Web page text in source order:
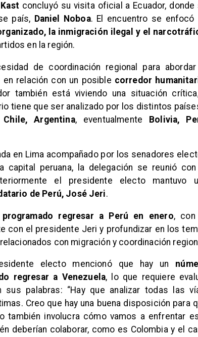
concluyó su visita oficial a Ecuador, donde
país, Daniel Noboa. El encuentro se enfocó
la inmigración ilegal y el
en la región.
de coordinación regional para
relación con un posible corredor
también está viviendo una situación
tiene que ser analizado por los distintos
Chile, Argentina, eventualmente Bolivia,
en Lima acompañado por los senadores
capital peruana, la delegación se reunió con
el presidente electo mantuvo
de Perú, José Jeri.
regresar a Perú en enero, con
con el presidente Jeri y profundizar en los
con migración y coordinación
electo mencionó que hay un
regresar a Venezuela, lo que requiere
sus palabras: “Hay que analizar todas las
Creo que hay una buena disposición para
también involucra cómo vamos a enfrentar
deberían colaborar, como es Colombia y el